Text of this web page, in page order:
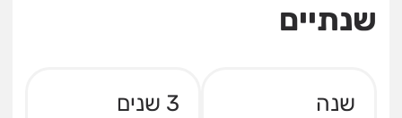
שנתיים
שנה
3 שנים